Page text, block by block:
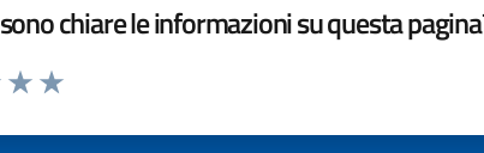
chiare le informazioni su questa
stelle la pagina